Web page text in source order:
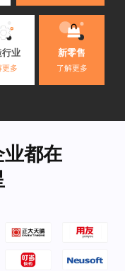
业
更多
新零售
了解更多
都在